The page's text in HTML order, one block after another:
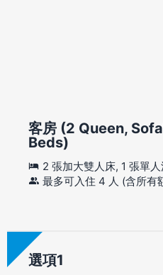
客房 (2 Queen,
Beds)
2 張加大雙人床, 1 張單
最多可入住 4 人 (含所有
選項